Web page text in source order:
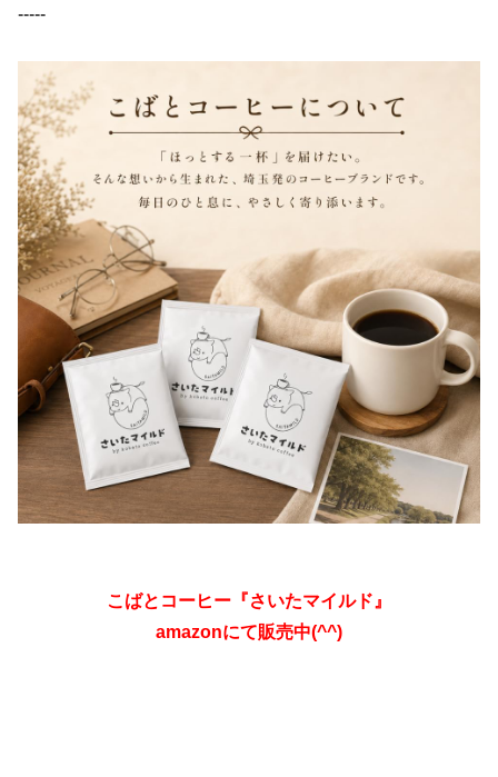
-----
こばとコーヒー『さいたマイルド』
amazonにて販売中(^^)